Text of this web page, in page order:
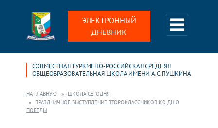
ЭЛЕКТРОННЫЙ
ДНЕВНИК
СОВМЕСТНАЯ ТУРКМЕНО-РОССИЙСКАЯ СРЕДНЯЯ
ОБЩЕОБРАЗОВАТЕЛЬНАЯ ШКОЛА ИМЕНИ А.С.ПУШКИНА
НА ГЛАВНУЮ
ШКОЛА СЕГОДНЯ
ПРАЗДНИЧНОЕ ВЫСТУПЛЕНИЕ ВТОРОКЛАССНИКОВ КО ДНЮ
ПОБЕДЫ